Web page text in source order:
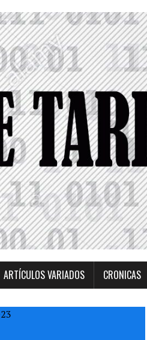
ARTÍCULOS VARIADOS CRONICAS
23